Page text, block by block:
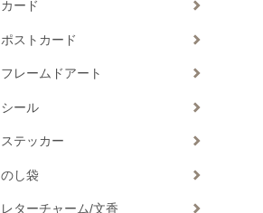
カード
ポストカード
フレームドアート
シール
ステッカー
のし袋
レターチャーム/文香